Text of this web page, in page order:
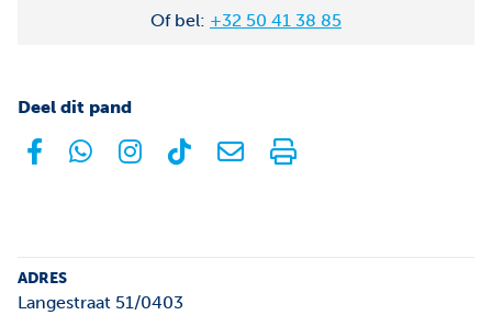
Of bel: +32 50 41 38 85
Deel dit pand
facebook
whatsapp
instagram
tiktok
E-mail
Print
ADRES
Langestraat 51/0403